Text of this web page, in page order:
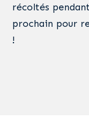
récoltés
prochain pour
!